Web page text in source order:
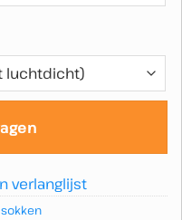
verlanglijst